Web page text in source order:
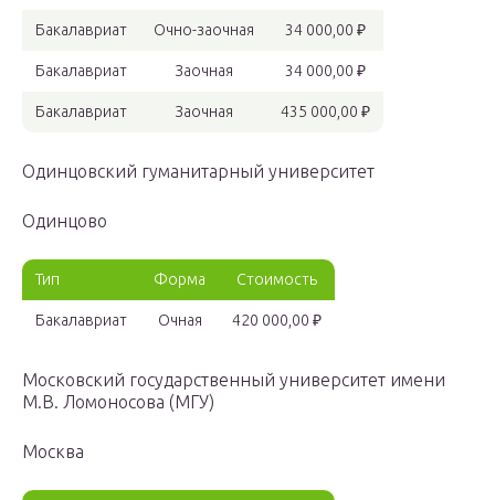
Бакалавриат Очно-заочная 34 000,00 ₽
Бакалавриат Заочная 34 000,00 ₽
Бакалавриат Заочная 435 000,00 ₽
Одинцовский гуманитарный университет
Одинцово
Тип Форма Стоимость
Бакалавриат Очная 420 000,00 ₽
Московский государственный университет имени
М.В. Ломоносова (МГУ)
Москва